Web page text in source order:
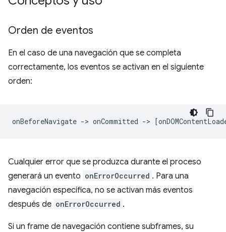
Orden de eventos
En el caso de una navegación que se completa
correctamente, los eventos se activan en el siguiente
orden:
Cualquier error que se produzca durante el proceso
generará un evento onErrorOccurred . Para una
navegación específica, no se activan más eventos
después de onErrorOccurred .
Si un frame de navegación contiene subframes, su